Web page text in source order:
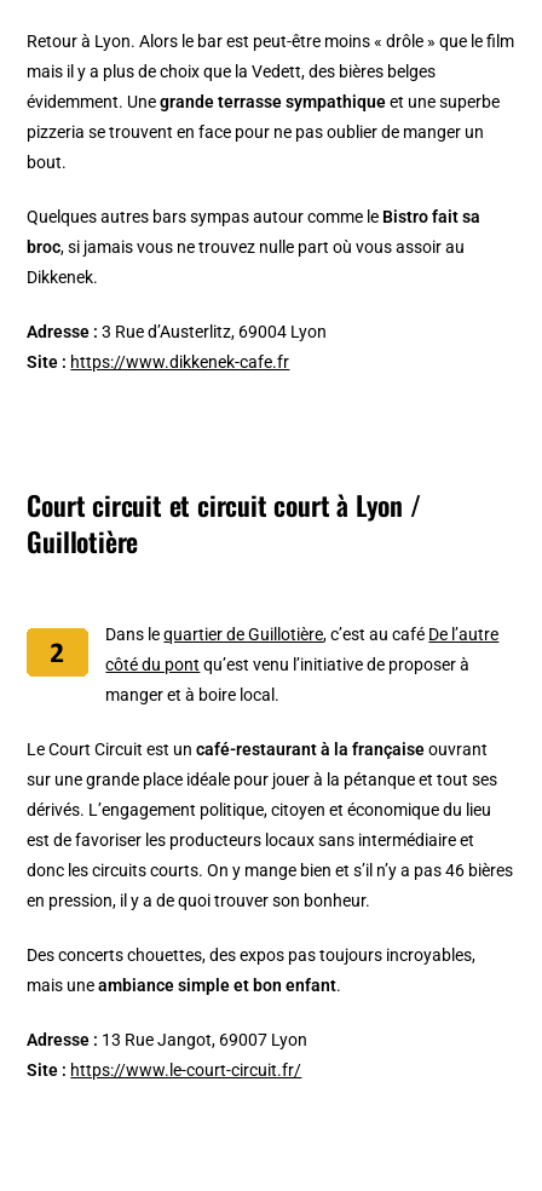
Retour à Lyon. Alors le bar est peut-être moins « drôle » que le film
mais il y a plus de choix que la Vedett, des bières belges
évidemment. Unegrande terrasse sympathiqueet une superbe
pizzeria se trouvent en face pour ne pas oublier de manger un
bout.
Quelques autres bars sympas autour comme le Bistro fait sa
broc, si jamais vous ne trouvez nulle part où vous assoir au
Dikkenek.
Adresse : 3 Rue d’Austerlitz, 69004 Lyon
Site : https://www.dikkenek-cafe.fr
Court circuit et circuit court à Lyon /
Guillotière
Dans lequartier de Guillotière, c’est au café De l’autre
côté du pont qu’est venu l’initiative de proposer à
manger et à boire local.
Le Court Circuit est uncafé-restaurant à la françaiseouvrant
sur une grande place idéale pour jouer à la pétanque et tout ses
dérivés. L’engagement politique, citoyen et économique du lieu
est de favoriser les producteurs locaux sans intermédiaire et
donc les circuits courts. On y mange bien et s’il n’y a pas 46 bières
en pression, il y a de quoi trouver son bonheur.
Des concerts chouettes, des expos pas toujours incroyables,
mais uneambiance simple et bon enfant.
Adresse : 13 Rue Jangot, 69007 Lyon
Site : https://www.le-court-circuit.fr/